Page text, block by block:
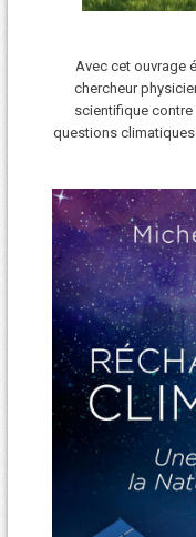
Avec cet ouvrage
chercheur
scientifique contre
questions climatiques.